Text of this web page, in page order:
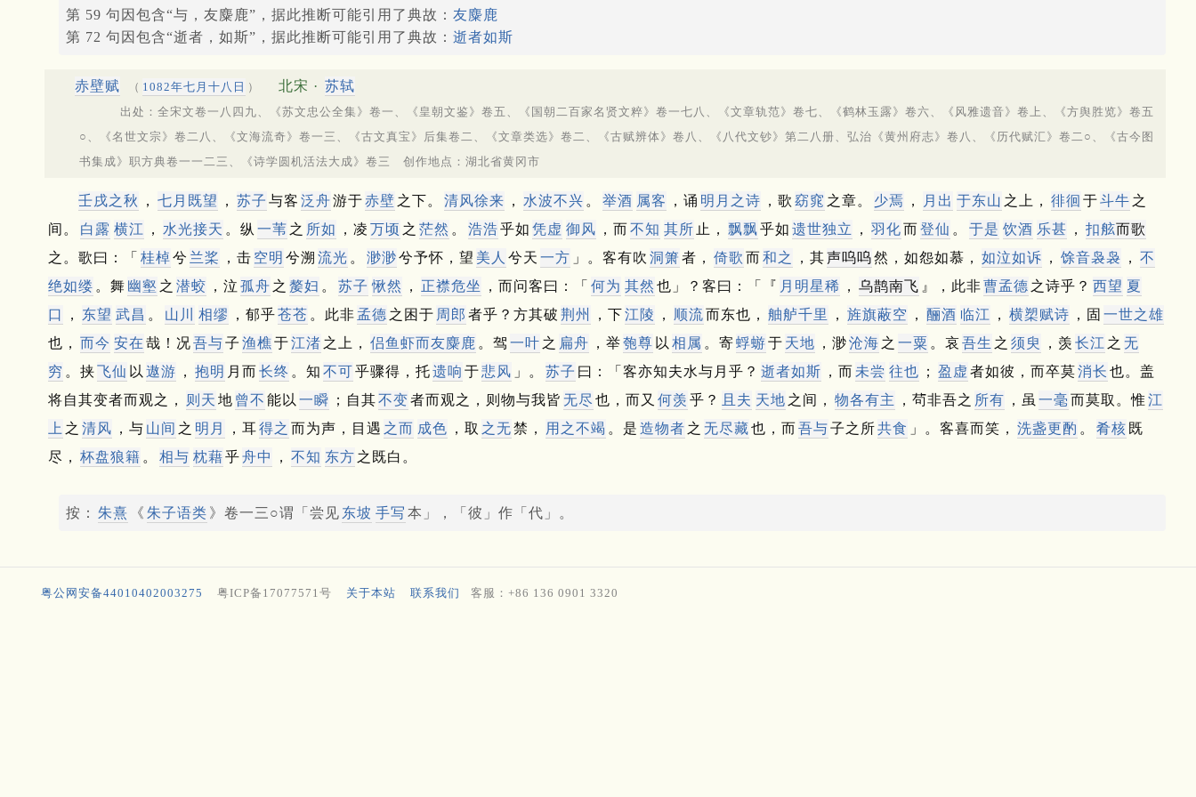
第 59 句因包含“与，友麋鹿”，据此推断可能引用了典故： 友麋鹿
第 72 句因包含“逝者，如斯”，据此推断可能引用了典故： 逝者如斯
赤壁赋 （ 1082年七月十八日 ） 北宋 · 苏轼
出处：全宋文卷一八四九、《苏文忠公全集》卷一、《皇朝文鉴》卷五、《国朝二百家名贤文粹》卷一七八、《文章轨范》卷七、《鹤林玉露》卷六、《风雅遗音》卷上、《方舆胜览》卷五
○、《名世文宗》卷二八、《文海流奇》卷一三、《古文真宝》后集卷二、《文章类选》卷二、《古赋辨体》卷八、《八代文钞》第二八册、弘治《黄州府志》卷八、《历代赋汇》卷二○、《古今图
书集成》职方典卷一一二三、《诗学圆机活法大成》卷三 创作地点：湖北省黄冈市
壬戌之秋 ， 七月既望 ， 苏子 与客 泛舟游于赤壁 之下。 清风徐来 ， 水波不兴 。 举酒 属客 ，诵 明月之诗 ，歌 窈窕 之章。 少焉 ， 月出 于东山 之上， 徘徊 于斗牛 之
间。
白露 横江 ， 水光接天 。 纵 一苇 之 所如 ，凌 万顷 之 茫然 。 浩浩乎如 凭虚 御风 ，而不知 其所 止， 飘飘乎如 遗世独立 ， 羽化而登仙 。 于是 饮酒 乐甚 ， 扣舷而歌
之。 歌曰：「 桂棹兮 兰桨 ，击 空明 兮溯 流光 。 渺渺兮予怀，望 美人 兮天 一方 」。 客有吹 洞箫 者， 倚歌 而和之 ，其声呜呜然，如怨如慕， 如泣如诉 ， 馀音袅袅 ， 不
绝如缕 。 舞 幽壑 之 潜蛟 ，泣 孤舟 之 嫠妇 。 苏子 愀然 ， 正襟危坐 ，而问客曰：「 何为 其然 也」？ 客曰：「『 月明星稀 ， 乌鹊南飞 』，此非曹孟德 之诗乎？ 西望 夏
口
， 东望 武昌 。 山川 相缪 ，郁乎苍苍 。 此非 孟德 之困于 周郎 者乎？ 方其破 荆州 ，下江陵 ， 顺流而东也， 舳舻千里 ， 旌旗蔽空 ， 酾酒 临江 ， 横槊赋诗 ，固 一世之雄
也， 而今 安在 哉！ 况吾与子 渔樵于江渚 之上， 侣鱼虾而友麋鹿 。 驾 一叶 之 扁舟 ，举匏尊 以 相属 。 寄蜉蝣于 天地 ，渺沧海 之 一粟 。 哀吾生 之 须臾 ，羡 长江 之 无
穷 。 挟飞仙 以 遨游 ， 抱明 月而长终 。 知 不可乎骤得，托遗响 于悲风 」。 苏子 曰：「客亦知夫水与月乎？ 逝者如斯 ，而 未尝 往也 ； 盈虚 者如彼，而卒莫消长 也。 盖
将自其变者而观之，
则天 地 曾不 能以 一瞬 ； 自其不变者而观之，则物与我皆 无尽 也，而又 何羡 乎？ 且夫 天地 之间， 物各有主 ，茍非吾之 所有 ，虽 一毫 而莫取。惟江
上 之 清风 ，与 山间 之 明月 ，耳得之 而为声，目遇 之而 成色 ，取 之无禁， 用之不竭 。 是 造物者 之 无尽藏也，而吾与子之所共食 」。 客喜而笑， 洗盏更酌 。 肴核 既
尽， 杯盘狼籍 。 相与 枕藉乎舟中 ， 不知 东方 之既白。
按： 朱熹 《 朱子语类 》卷一三○谓「尝见 东坡 手写 本」，「彼」作「代」。
粤公网安备44010402003275 粤ICP备17077571号 关于本站 联系我们 客服：+86 136 0901 3320